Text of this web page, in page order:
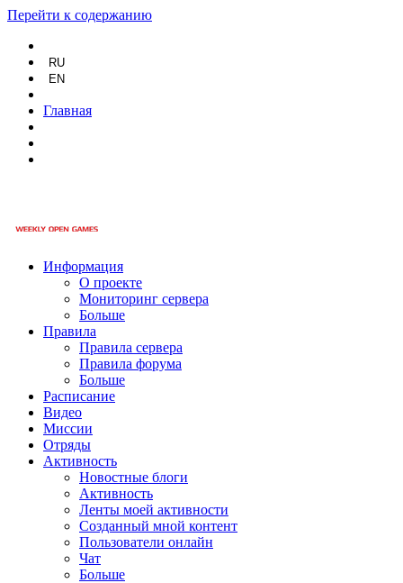
Перейти к содержанию
RU
EN
Главная
Информация
О проекте
Мониторинг сервера
Больше
Правила
Правила сервера
Правила форума
Больше
Расписание
Видео
Миссии
Отряды
Активность
Новостные блоги
Активность
Ленты моей активности
Созданный мной контент
Пользователи онлайн
Чат
Больше